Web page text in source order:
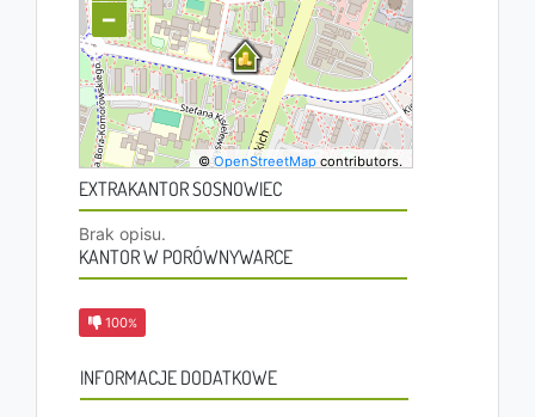
−
©OpenStreetMap contributors.
EXTRAKANTOR SOSNOWIEC
Brak opisu.
KANTOR W PORÓWNYWARCE
100%
INFORMACJE DODATKOWE